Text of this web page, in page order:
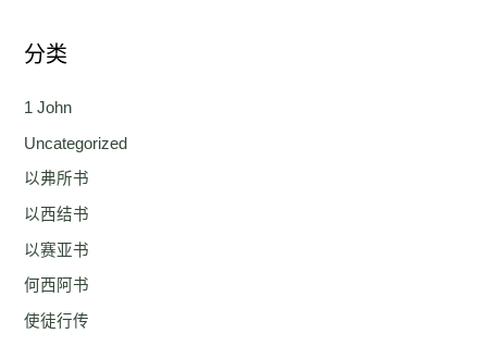
分类
1 John
Uncategorized
以弗所书
以西结书
以赛亚书
何西阿书
使徒行传